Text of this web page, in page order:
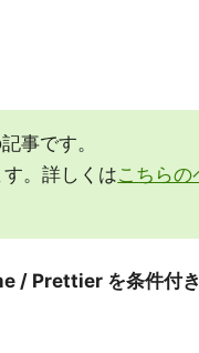
事です。
。詳しくはこちらの
/ Prettier を条件付